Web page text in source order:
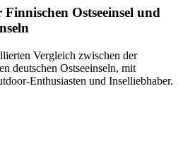
Ostseeinsel und
Vergleich zwischen der
deutschen Ostseeinseln, mit
Enthusiasten und Inselliebhaber.